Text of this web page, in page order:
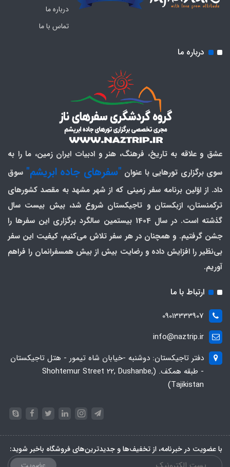
درباره ما
تماس با ما
درباره ما
عشق و علاقه به تاریخ، فرهنگ، هنر و ادبیات ایران زمین، ما را به
سوی برگزاری تورهایی با عنوان "سفرهای جاده ابریشم" سوق
داد. از اوّلین برنامه سفر زمینی که از شهر مشهد به مقصد کشورهای
ترکمنستان، ازبکستان و تاجیکستان شروع شد، بیش بیست سال
گذشته است. در سال 1404 بیستمین سالگرد برگزاری این سفرها را
جشن گرفتیم. و همچنان در هر سفر تلاش می‌کنیم، کیفیت این سفر
بی‌نظیر را افزایش داده و رضایت بیش از بیش همسفرانمان را فراهم
آوریم.
ارتباط با ما
09013333907
info@naztrip.ir
دفتر تاجیکستان: دوشنبه -خیابان شاه تیمور - هتل تاجیکستان
- طبقه همکف. (Shohtemur Street 22, Dushanbe,
Tajikistan)
با عضویت در خبرنامه، از تخفیف‌ها و جدیدترین‌های فروشگاه باخبر شوید: